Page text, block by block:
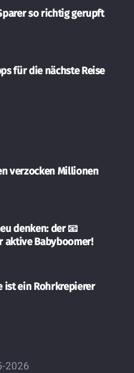
so richtig gerupft
für die nächste Reise
verzocken Millionen
denken: der 📧
aktive Babyboomer!
ist ein Rohrkrepierer
2026